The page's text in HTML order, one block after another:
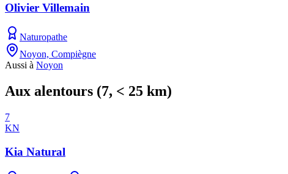
Olivier Villemain
Naturopathe
Noyon, Compiègne
Aussi à Noyon
Aux alentours (7, < 25 km)
7
KN
Kia Natural